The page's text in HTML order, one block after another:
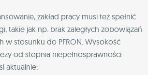
zakład pracy musi też spełnić
takie jak np. brak zaległych zobowiązań
w stosunku do PFRON. Wysokość
od stopnia niepełnosprawności
aktualnie: